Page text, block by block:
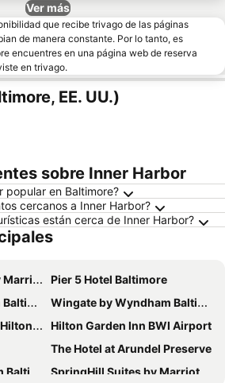
Ver más
que recibe trivago de las páginas
de manera constante. Por lo tanto, es
encuentres en una página web de reserva
en trivago.
EE. UU.)
sobre Inner Harbor
popular en Baltimore?
cercanos a Inner Harbor?
están cerca de Inner Harbor?
Airport
Pier 5 Hotel Baltimore
West
Wingate by Wyndham Baltimore BWI Airport
Hilton Garden Inn BWI Airport
The Hotel at Arundel Preserve
Harbor
SpringHill Suites by Marriott Baltimore BWI Airport